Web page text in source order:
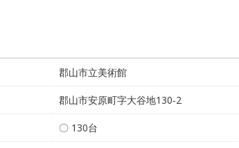
郡山市立美術館
郡山市安原町字大谷地130-2
〇 130台